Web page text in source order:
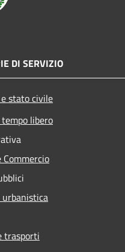
DI SERVIZIO
stato civile
libero
Commercio
urbanistica
trasporti